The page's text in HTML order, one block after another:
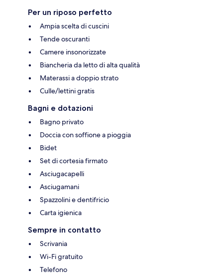
Per un riposo perfetto
Ampia scelta di cuscini
Tende oscuranti
Camere insonorizzate
Biancheria da letto di alta qualità
Materassi a doppio strato
Culle/lettini gratis
Bagni e dotazioni
Bagno privato
Doccia con soffione a pioggia
Bidet
Set di cortesia firmato
Asciugacapelli
Asciugamani
Spazzolini e dentifricio
Carta igienica
Sempre in contatto
Scrivania
Wi-Fi gratuito
Telefono